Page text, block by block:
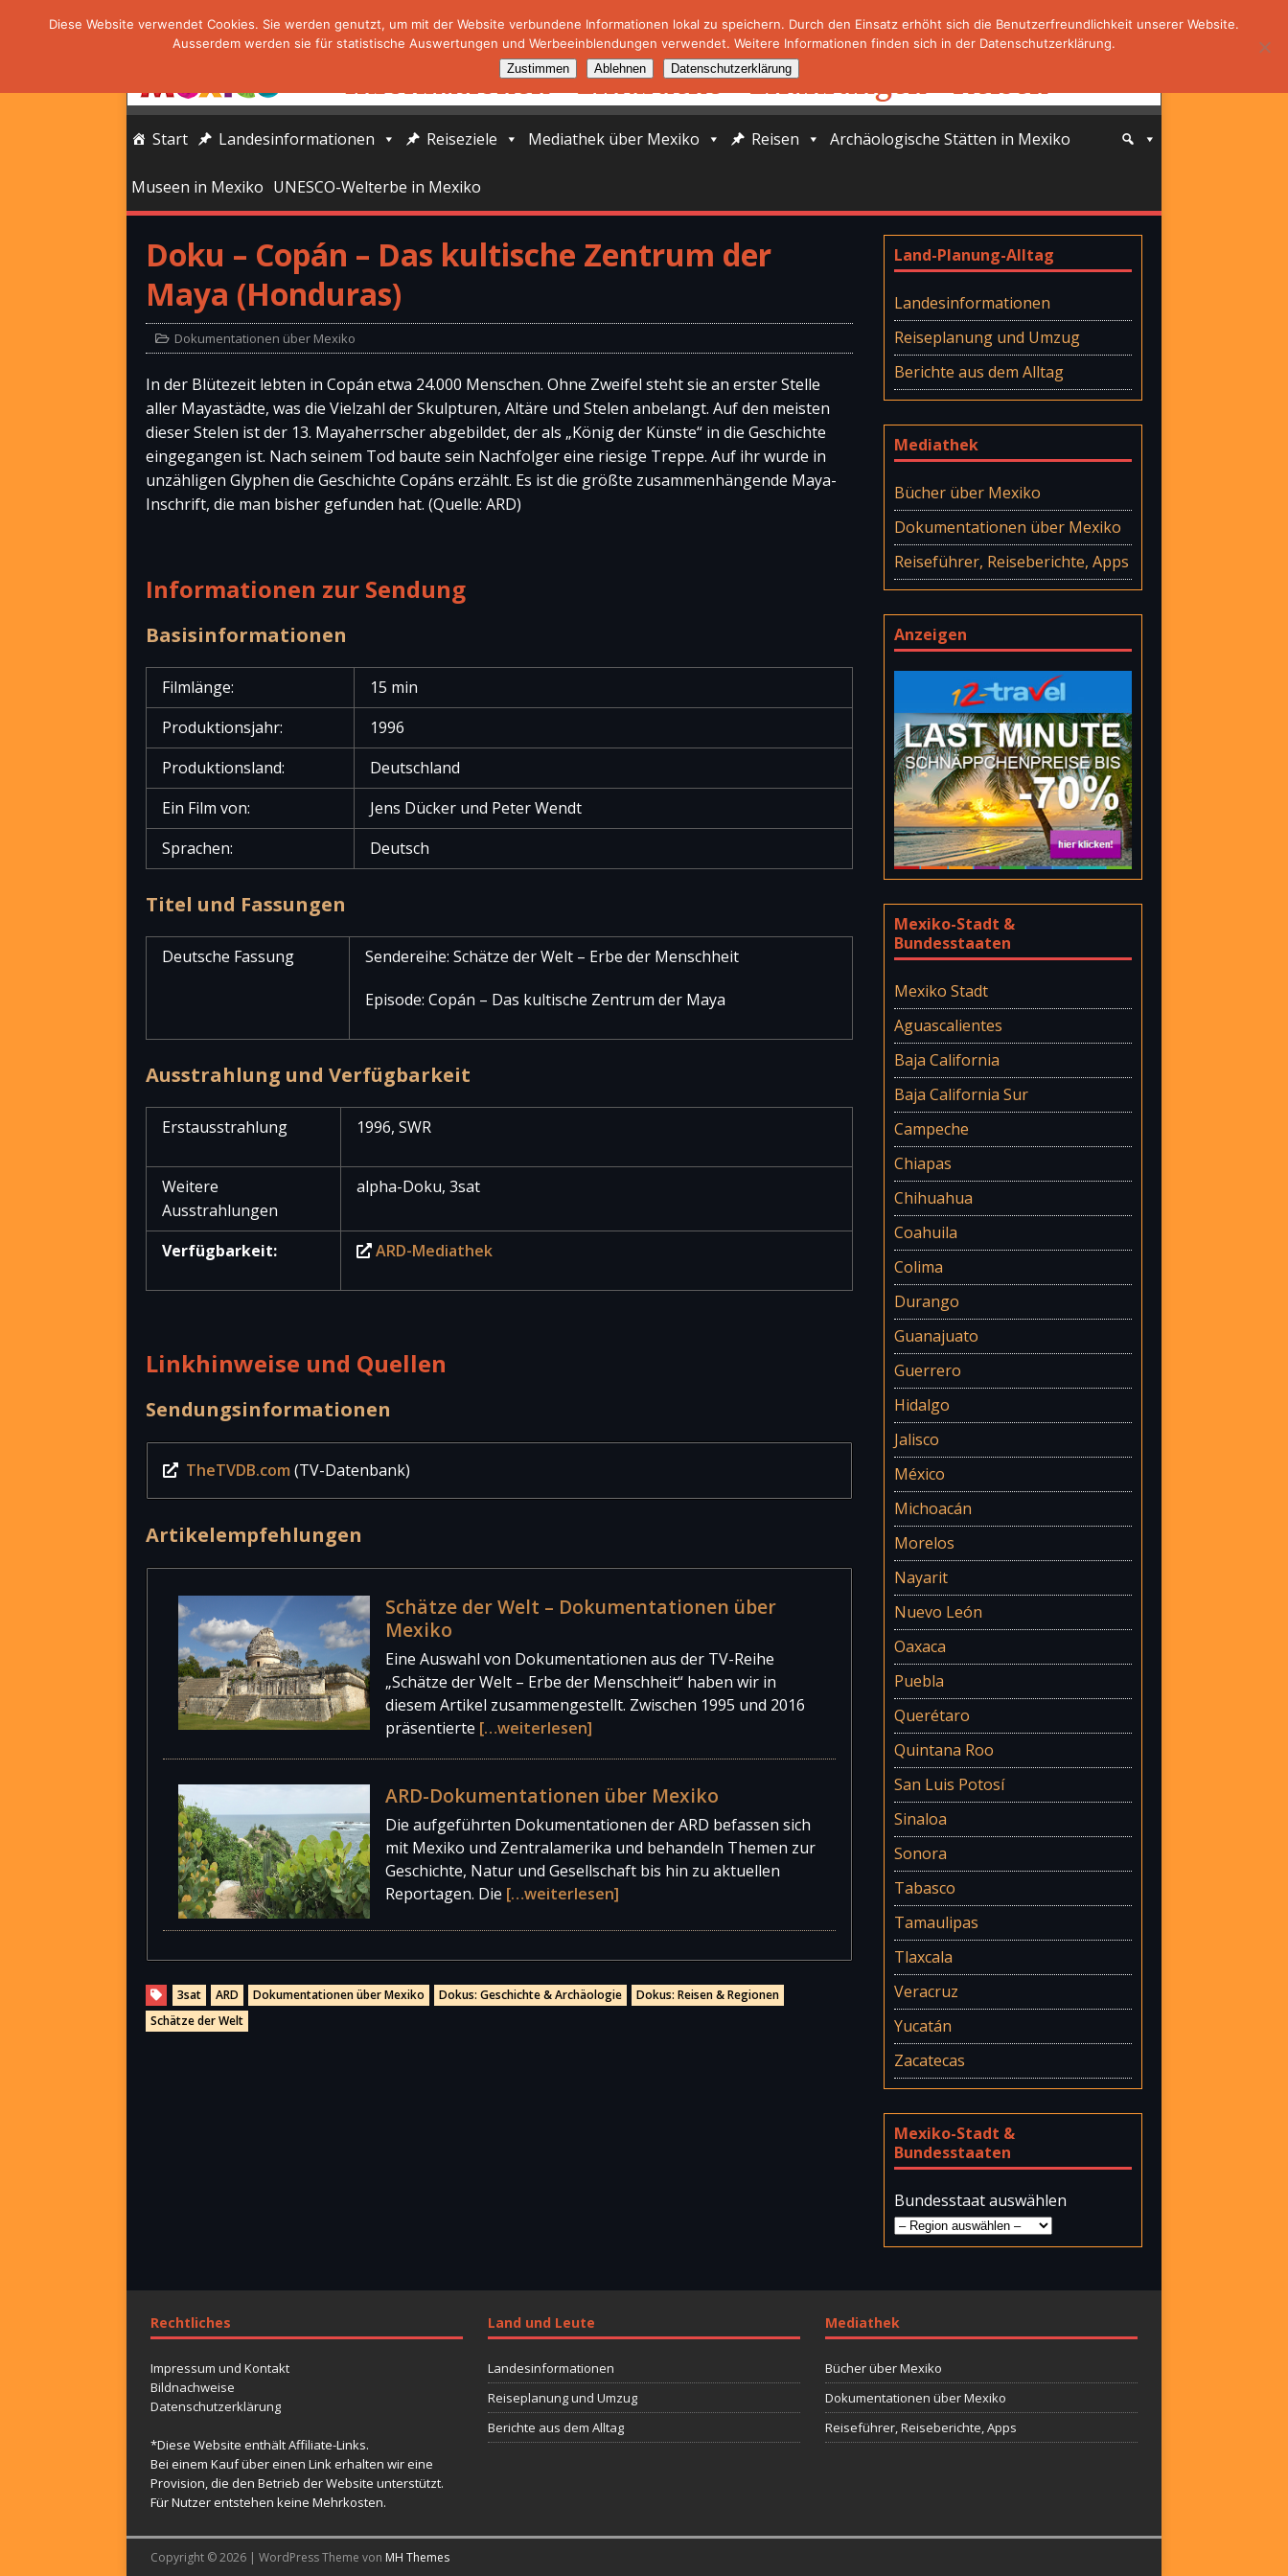
Start Landesinformationen Reiseziele Mediathek über Mexiko Reisen Archäologische Stätten in Mexiko
Museen in Mexiko UNESCO-Welterbe in Mexiko
Doku – Copán – Das kultische Zentrum der
Maya (Honduras)
Dokumentationen über Mexiko
In der Blütezeit lebten in Copán etwa 24.000 Menschen. Ohne Zweifel steht sie an erster Stelle
aller Mayastädte, was die Vielzahl der Skulpturen, Altäre und Stelen anbelangt. Auf den meisten
dieser Stelen ist der 13. Mayaherrscher abgebildet, der als „König der Künste“ in die Geschichte
eingegangen ist. Nach seinem Tod baute sein Nachfolger eine riesige Treppe. Auf ihr wurde in
unzähligen Glyphen die Geschichte Copáns erzählt. Es ist die größte zusammenhängende Maya-
Inschrift, die man bisher gefunden hat. (Quelle: ARD)
Informationen zur Sendung
Basisinformationen
Filmlänge:
15 min
Produktionsjahr:
1996
Produktionsland:
Deutschland
Ein Film von:
Jens Dücker und Peter Wendt
Sprachen:
Deutsch
Titel und Fassungen
Deutsche Fassung Sendereihe: Schätze der Welt – Erbe der Menschheit
Episode: Copán – Das kultische Zentrum der Maya
Ausstrahlung und Verfügbarkeit
Erstausstrahlung 1996, SWR
Weitere
Ausstrahlungen
alpha-Doku, 3sat
Verfügbarkeit: ARD-Mediathek
Linkhinweise und Quellen
Sendungsinformationen
TheTVDB.com (TV-Datenbank)
Artikelempfehlungen
Schätze der Welt – Dokumentationen über
Mexiko
Eine Auswahl von Dokumentationen aus der TV-Reihe
„Schätze der Welt – Erbe der Menschheit“ haben wir in
diesem Artikel zusammengestellt. Zwischen 1995 und 2016
präsentierte […weiterlesen]
ARD-Dokumentationen über Mexiko
Die aufgeführten Dokumentationen der ARD befassen sich
mit Mexiko und Zentralamerika und behandeln Themen zur
Geschichte, Natur und Gesellschaft bis hin zu aktuellen
Reportagen. Die […weiterlesen]
3sat ARD Dokumentationen über Mexiko Dokus: Geschichte & Archäologie
Dokus: Reisen & Regionen
Schätze der Welt
Land-Planung-Alltag
Landesinformationen
Reiseplanung und Umzug
Berichte aus dem Alltag
Mediathek
Bücher über Mexiko
Dokumentationen über Mexiko
Reiseführer, Reiseberichte, Apps
Anzeigen
Mexiko-Stadt &
Bundesstaaten
Mexiko Stadt
Aguascalientes
Baja California
Baja California Sur
Campeche
Chiapas
Chihuahua
Coahuila
Colima
Durango
Guanajuato
Guerrero
Hidalgo
Jalisco
México
Michoacán
Morelos
Nayarit
Nuevo León
Oaxaca
Puebla
Querétaro
Quintana Roo
San Luis Potosí
Sinaloa
Sonora
Tabasco
Tamaulipas
Tlaxcala
Veracruz
Yucatán
Zacatecas
Mexiko-Stadt &
Bundesstaaten
Bundesstaat auswählen
Rechtliches
Impressum und Kontakt
Bildnachweise
Datenschutzerklärung
*Diese Website enthält Affiliate-Links.
Bei einem Kauf über einen Link erhalten wir eine
Provision, die den Betrieb der Website unterstützt.
Für Nutzer entstehen keine Mehrkosten.
Land und Leute
Landesinformationen
Reiseplanung und Umzug
Berichte aus dem Alltag
Mediathek
Bücher über Mexiko
Dokumentationen über Mexiko
Reiseführer, Reiseberichte, Apps
Copyright © 2026 | WordPress Theme von MH Themes
Diese Website verwendet Cookies. Sie werden genutzt, um mit der Website verbundene Informationen lokal zu speichern. Durch den Einsatz erhöht sich die Benutzerfreundlichkeit unserer Website.
Ausserdem werden sie für statistische Auswertungen und Werbeeinblendungen verwendet. Weitere Informationen finden sich in der Datenschutzerklärung.
Zustimmen Ablehnen Datenschutzerklärung